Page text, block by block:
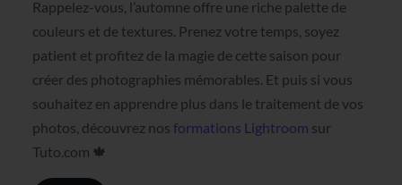
Rappelez-vous, l’automne offre une riche palette de
couleurs et de textures. Prenez votre temps, soyez
patient et profitez de la magie de cette saison pour
créer des photographies mémorables. Et puis si vous
souhaitez en apprendre plus dans le traitement de vos
photos, découvrez nos formations Lightroom sur
Tuto.com 🍁